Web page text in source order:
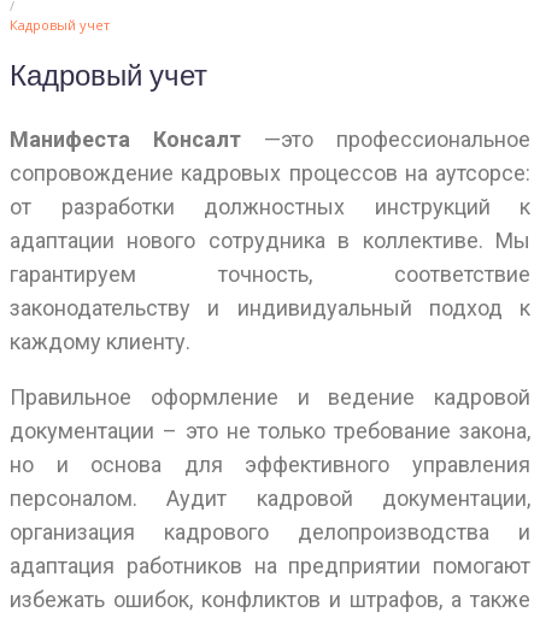
/
Кадровый учет
Кадровый учет
Манифеста Консалт —это профессиональное
сопровождение кадровых процессов на аутсорсе:
от разработки должностных инструкций к
адаптации нового сотрудника в коллективе. Мы
гарантируем точность, соответствие
законодательству и индивидуальный подход к
каждому клиенту.
Правильное оформление и ведение кадровой
документации – это не только требование закона,
но и основа для эффективного управления
персоналом. Аудит кадровой документации,
организация кадрового делопроизводства и
адаптация работников на предприятии помогают
избежать ошибок, конфликтов и штрафов, а также